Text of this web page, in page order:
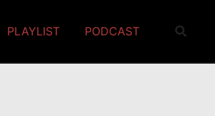
PLAYLIST PODCAST